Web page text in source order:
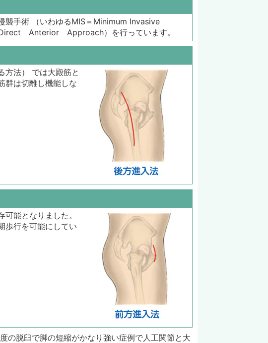
襲手術 （いわゆるMIS＝Minimum Invasive
Anterior Approach）を行っています。
方法） では大殿筋と
群は切離し機能しな
能となりました。
歩行を可能にしてい
の脱臼で脚の短縮がかなり強い症例で人工関節と大